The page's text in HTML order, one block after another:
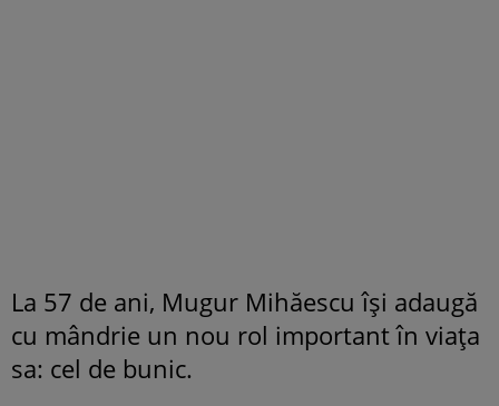
La 57 de ani, Mugur Mihăescu își adaugă
cu mândrie un nou rol important în viața
sa: cel de bunic.